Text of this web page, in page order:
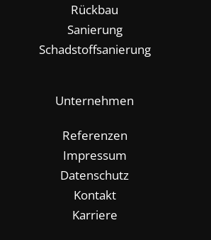
Rückbau
Sanierung
Schadstoffsanierung
Unternehmen
Referenzen
Impressum
Datenschutz
Kontakt
Karriere